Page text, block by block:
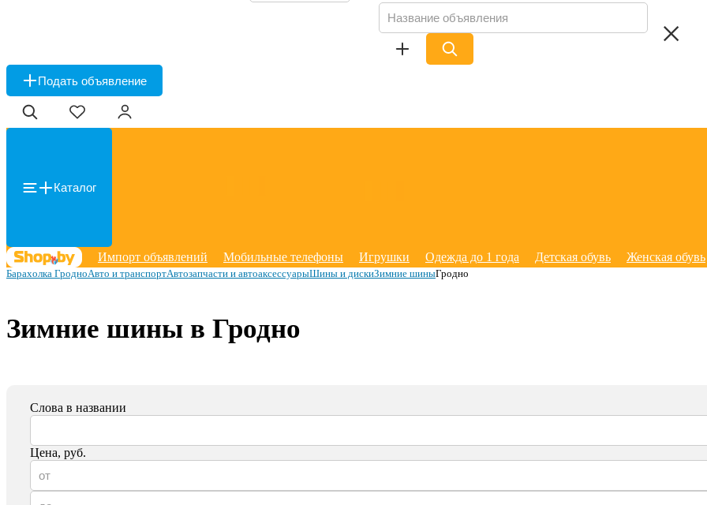
Подать объявление
Каталог
Импорт объявлений Мобильные телефоны Игрушки Одежда до 1 года Детская обувь Женская обувь
Барахолка ГродноАвто и транспортАвтозапчасти и автоаксессуарыШины и дискиЗимние шиныГродно
Зимние шины в Гродно
Слова в названии
Цена, руб.